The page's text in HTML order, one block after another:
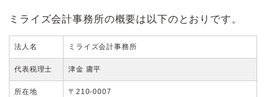
ミライズ会計事務所の概要は以下のとおりです。
法人名 ミライズ会計事務所
代表税理士 津金 庸平
所在地
〒210-0007